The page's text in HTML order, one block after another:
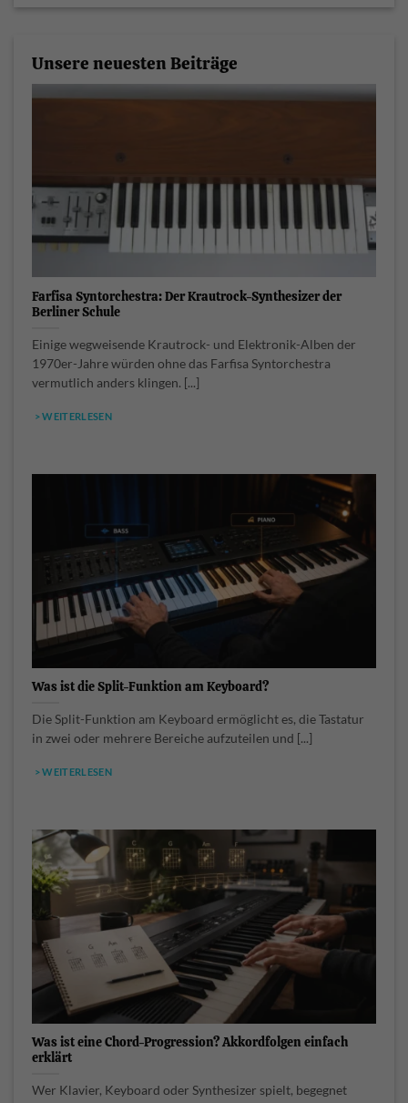
Unsere neuesten Beiträge
Farfisa Syntorchestra: Der Krautrock-Synthesizer der
Berliner Schule
Einige wegweisende Krautrock- und Elektronik-Alben der
1970er-Jahre würden ohne das Farfisa Syntorchestra
vermutlich anders klingen. [...]
> WEITERLESEN
Was ist die Split-Funktion am Keyboard?
Die Split-Funktion am Keyboard ermöglicht es, die Tastatur
in zwei oder mehrere Bereiche aufzuteilen und [...]
> WEITERLESEN
Was ist eine Chord-Progression? Akkordfolgen einfach
erklärt
Wer Klavier, Keyboard oder Synthesizer spielt, begegnet